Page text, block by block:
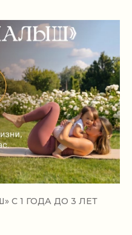
С 1 ГОДА ДО 3 ЛЕТ